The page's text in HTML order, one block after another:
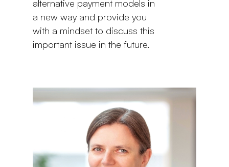
alternative payment models in
a new way and provide you
with a mindset to discuss this
important issue in the future.